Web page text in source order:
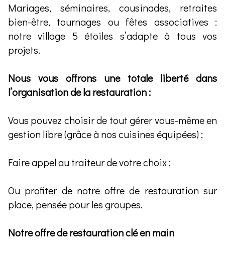
Mariages, séminaires, cousinades, retraites
bien-être, tournages ou fêtes associatives :
notre village 5 étoiles s’adapte à tous vos
projets.
Nous vous offrons une totale liberté dans
l’organisation de la restauration :
Vous pouvez choisir de tout gérer vous-même en
gestion libre (grâce à nos cuisines équipées) ;
Faire appel au traiteur de votre choix ;
Ou profiter de notre offre de restauration sur
place, pensée pour les groupes.
Notre offre de restauration clé en main